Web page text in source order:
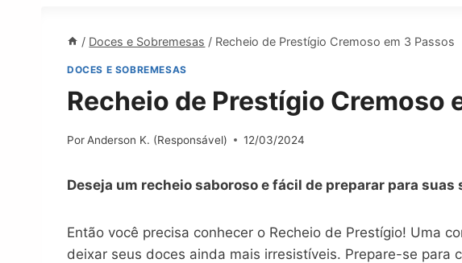
/ Doces e Sobremesas / Recheio de Prestígio Cremoso em 3 Passos
DOCES E SOBREMESAS
Recheio de Prestígio Cremoso
Por Anderson K. (Responsável) 12/03/2024
Deseja um recheio saboroso e fácil de preparar para suas
Então você precisa conhecer o Recheio de Prestígio! Uma
deixar seus doces ainda mais irresistíveis. Prepare-se